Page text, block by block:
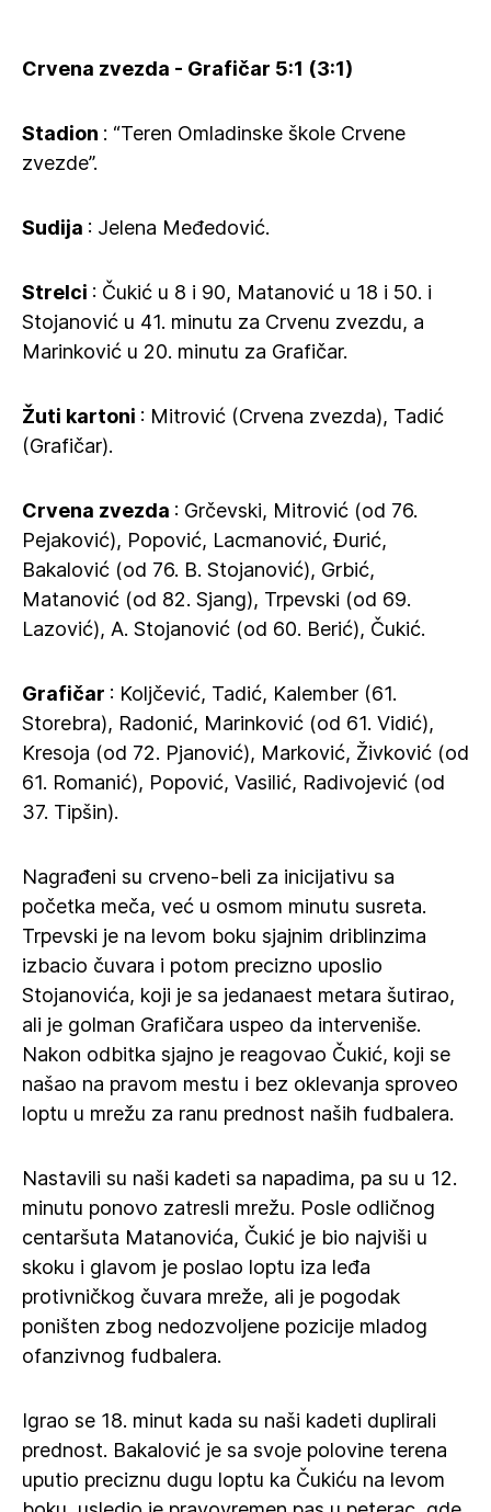
Crvena zvezda - Grafičar 5:1 (3:1)
Stadion : “Teren Omladinske škole Crvene
zvezde”.
Sudija : Jelena Međedović.
Strelci : Čukić u 8 i 90, Matanović u 18 i 50. i
Stojanović u 41. minutu za Crvenu zvezdu, a
Marinković u 20. minutu za Grafičar.
Žuti kartoni : Mitrović (Crvena zvezda), Tadić
(Grafičar).
Crvena zvezda : Grčevski, Mitrović (od 76.
Pejaković), Popović, Lacmanović, Đurić,
Bakalović (od 76. B. Stojanović), Grbić,
Matanović (od 82. Sjang), Trpevski (od 69.
Lazović), A. Stojanović (od 60. Berić), Čukić.
Grafičar : Koljčević, Tadić, Kalember (61.
Storebra), Radonić, Marinković (od 61. Vidić),
Kresoja (od 72. Pjanović), Marković, Živković (od
61. Romanić), Popović, Vasilić, Radivojević (od
37. Tipšin).
Nagrađeni su crveno-beli za inicijativu sa
početka meča, već u osmom minutu susreta.
Trpevski je na levom boku sjajnim driblinzima
izbacio čuvara i potom precizno uposlio
Stojanovića, koji je sa jedanaest metara šutirao,
ali je golman Grafičara uspeo da interveniše.
Nakon odbitka sjajno je reagovao Čukić, koji se
našao na pravom mestu i bez oklevanja sproveo
loptu u mrežu za ranu prednost naših fudbalera.
Nastavili su naši kadeti sa napadima, pa su u 12.
minutu ponovo zatresli mrežu. Posle odličnog
centaršuta Matanovića, Čukić je bio najviši u
skoku i glavom je poslao loptu iza leđa
protivničkog čuvara mreže, ali je pogodak
poništen zbog nedozvoljene pozicije mladog
ofanzivnog fudbalera.
Igrao se 18. minut kada su naši kadeti duplirali
prednost. Bakalović je sa svoje polovine terena
uputio preciznu dugu loptu ka Čukiću na levom